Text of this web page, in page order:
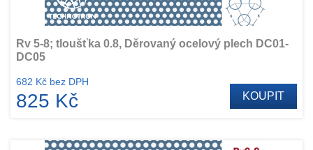
Rv 5-8; tloušťka 0.8, Děrovaný ocelový plech DC01-
DC05
682 Kč bez DPH
825 Kč KOUPIT